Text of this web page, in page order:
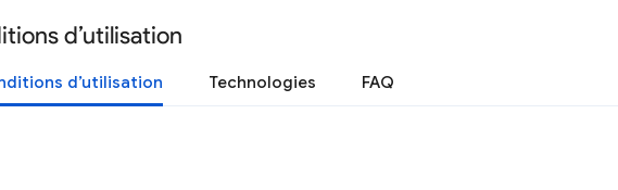
d’utilisation
d’utilisation Technologies FAQ